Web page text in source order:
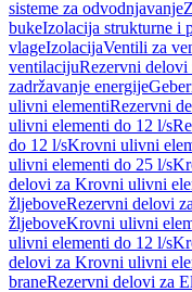
sisteme za odvodnjavanje
bukeIzolacija strukturne i
vlageIzolacijaVentili za
ventilacijuRezervni delovi
zadržavanje energije
ulivni elementiRezervni
ulivni elementi do 12 l/s
do 12 l/sKrovni ulivni
ulivni elementi do 25 l/s
delovi za Krovni ulivni
žljeboveRezervni delovi
žljeboveKrovni ulivni
ulivni elementi do 12 l/s
delovi za Krovni ulivni
braneRezervni delovi za